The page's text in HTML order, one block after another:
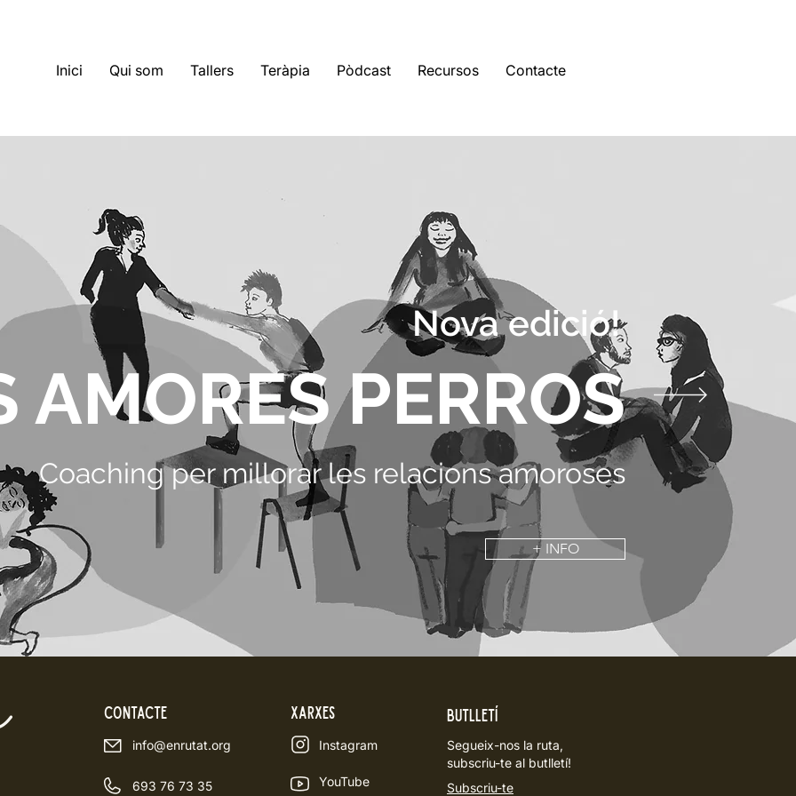
Inici Qui som Tallers Teràpia Pòdcast Recursos Contacte
Nova edició!
AMORESPERROS
Coaching per millorar les relacions amoroses
+ INFO
contacte
info@enrutat.org
693 76 73 35
xarxes
Instagram
YouTube
Butlletí
Segueix-nos la ruta,
subscriu-te al butlletí!
Subscriu-te